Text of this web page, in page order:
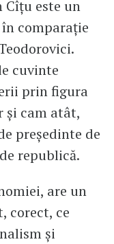
Cîțu este un
comparație
cuvinte
prin figura
și cam atât,
președinte de
republică.
are un
corect, ce
și